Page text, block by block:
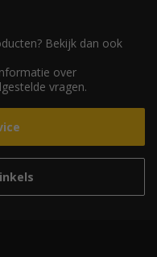
Bekijk dan ook
over
vragen.